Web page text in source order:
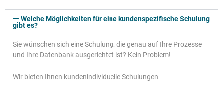
Welche Möglichkeiten für eine kundenspezifische Schulung
gibt es?
Sie wünschen sich eine Schulung, die genau auf Ihre Prozesse
und Ihre Datenbank ausgerichtet ist? Kein Problem!
Wir bieten Ihnen kundenindividuelle Schulungen